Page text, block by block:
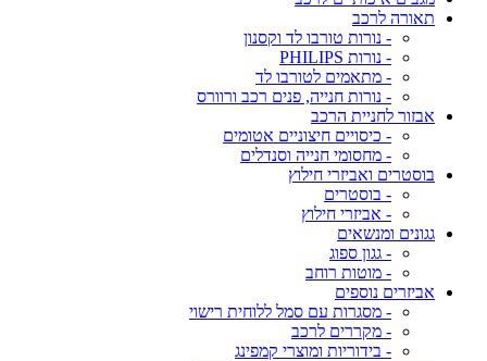
תאורה לרכב
- נורות טורבו לד וקסנון
- נורות PHILIPS
- מתאמים לטורבו לד
- נורות חנייה, פנים רכב ורוורס
אבזור לחניית הרכב
- כיסויים חיצוניים אטומים
- מחסומי חנייה וסנדלים
בוסטרים ואביזרי חילוץ
- בוסטרים
- אביזרי חילוץ
גגונים ומנשאים
- גגון ספוג
- מוטות רוחב
אביזרים נוספים
- מסגרות עם סמל ללוחית רישוי
- מקררים לרכב
- בידוריות ומוצרי קמפינג